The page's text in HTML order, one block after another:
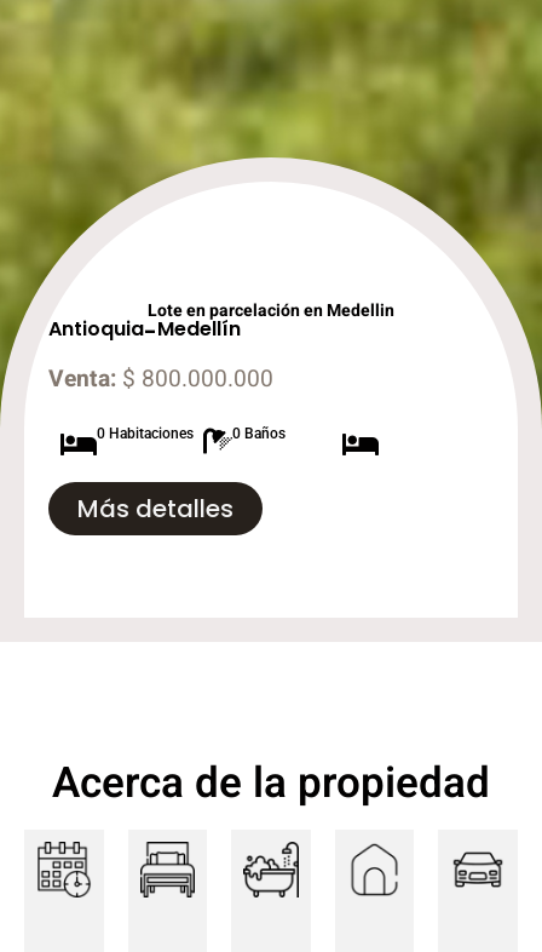
Lote en parcelación en Medellin
Antioquia-Medellín
Venta: $ 800.000.000
0 Habitaciones 0 Baños
Más detalles
Acerca de la propiedad